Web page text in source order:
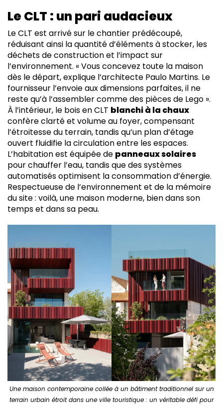
Le CLT : un pari audacieux
Le CLT est arrivé sur le chantier prédécoupé,
réduisant ainsi la quantité d’éléments à stocker, les
déchets de construction et l’impact sur
l’environnement. « Vous concevez toute la maison
dès le départ, explique l’architecte Paulo Martins. Le
fournisseur l’envoie aux dimensions parfaites, il ne
reste qu’à l’assembler comme des pièces de Lego ».
À l’intérieur, le bois en CLT blanchi à la chaux
confère clarté et volume au foyer, compensant
l’étroitesse du terrain, tandis qu’un plan d’étage
ouvert fluidifie la circulation entre les espaces.
L’habitation est équipée de panneaux solaires
pour chauffer l’eau, tandis que des systèmes
automatisés optimisent la consommation d’énergie.
Respectueuse de l’environnement et de la mémoire
du site : voilà, une maison moderne, bien dans son
temps et dans sa peau.
Une maison contemporaine collée à un bâtiment traditionnel sur un
terrain urbain étroit dans une ville touristique : un véritable défi pour